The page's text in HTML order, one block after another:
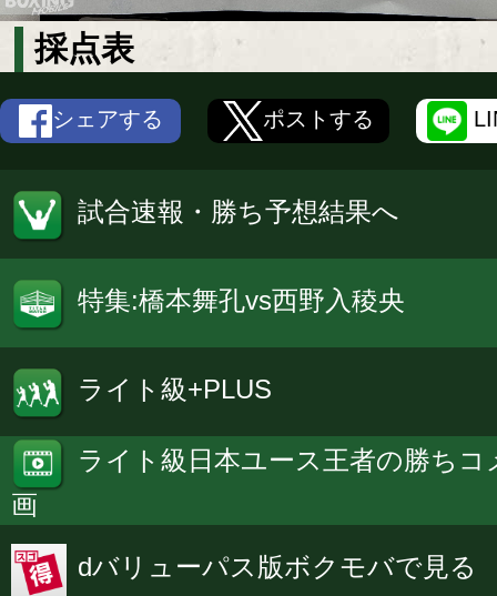
採点表
シェアする ポストする
試合速報・勝ち予想結果へ
特集:橋本舞孔vs西野入稜央
ライト級+PLUS
ライト級日本ユース王者の勝ちコ
画
dバリューパス版ボクモバで見る